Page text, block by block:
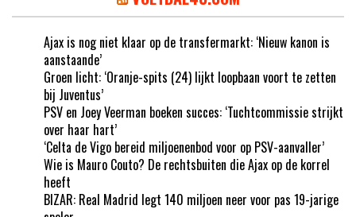
Ajax is nog niet klaar op de transfermarkt: ‘Nieuw kanon is
aanstaande’
Groen licht: ‘Oranje-spits (24) lijkt loopbaan voort te zetten
bij Juventus’
PSV en Joey Veerman boeken succes: ‘Tuchtcommissie strijkt
over haar hart’
‘Celta de Vigo bereid miljoenenbod voor op PSV-aanvaller’
Wie is Mauro Couto? De rechtsbuiten die Ajax op de korrel
heeft
BIZAR: Real Madrid legt 140 miljoen neer voor pas 19-jarige